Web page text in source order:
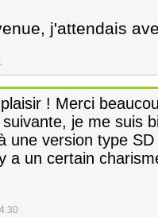
j'attendais
! Merci
je me suis
une version type
a un certain